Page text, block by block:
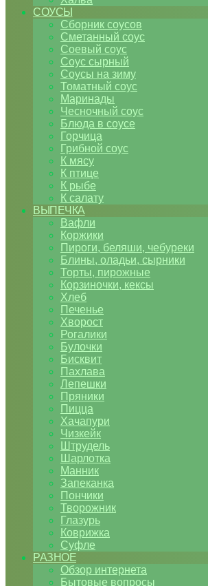
СОУСЫ
Сборник соусов
Сметанный соус
Соевый соус
Соус сырный
Соусы на зиму
Томатный соус
Маринады
Чесночный соус
Блюда в соусе
Горчица
Грибной соус
К мясу
К птице
К рыбе
К салату
ВЫПЕЧКА
Вафли
Коржики
Пироги, беляши, чебуреки
Блины, оладьи, сырники
Торты, пирожные
Корзиночки, кексы
Хлеб
Печенье
Хворост
Рогалики
Булочки
Бисквит
Пахлава
Лепешки
Пряники
Пицца
Хачапури
Чизкейк
Штрудель
Шарлотка
Манник
Запеканка
Пончики
Творожник
Глазурь
Коврижка
Суфле
РАЗНОЕ
Обзор интернета
Бытовые вопросы